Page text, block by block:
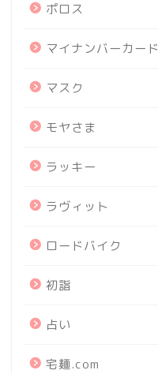
ポロス
マイナンバーカード
マスク
モヤさま
ラッキー
ラヴィット
ロードバイク
初詣
占い
宅麺.com